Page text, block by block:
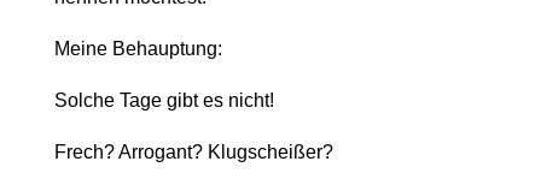
Meine Behauptung:
Solche Tage gibt es nicht!
Frech? Arrogant? Klugscheißer?